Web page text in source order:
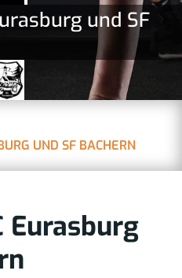
und SF
UND SF BACHERN
Eurasburg